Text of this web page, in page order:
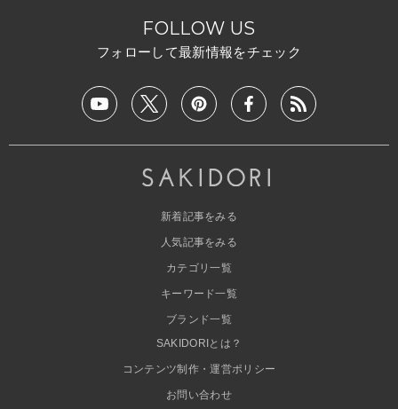
FOLLOW US
フォローして最新情報をチェック
新着記事をみる
人気記事をみる
カテゴリ一覧
キーワード一覧
ブランド一覧
SAKIDORIとは？
コンテンツ制作・運営ポリシー
お問い合わせ